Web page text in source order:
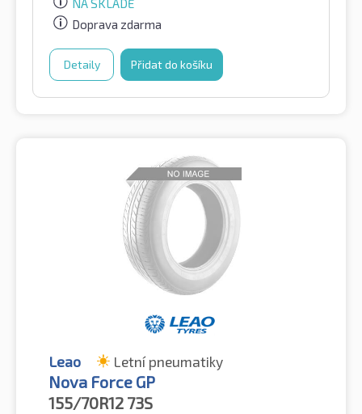
NA SKLADĚ
Doprava zdarma
Detaily Přidat do košíku
Leao Letní pneumatiky
Nova Force GP
155/70R12 73S